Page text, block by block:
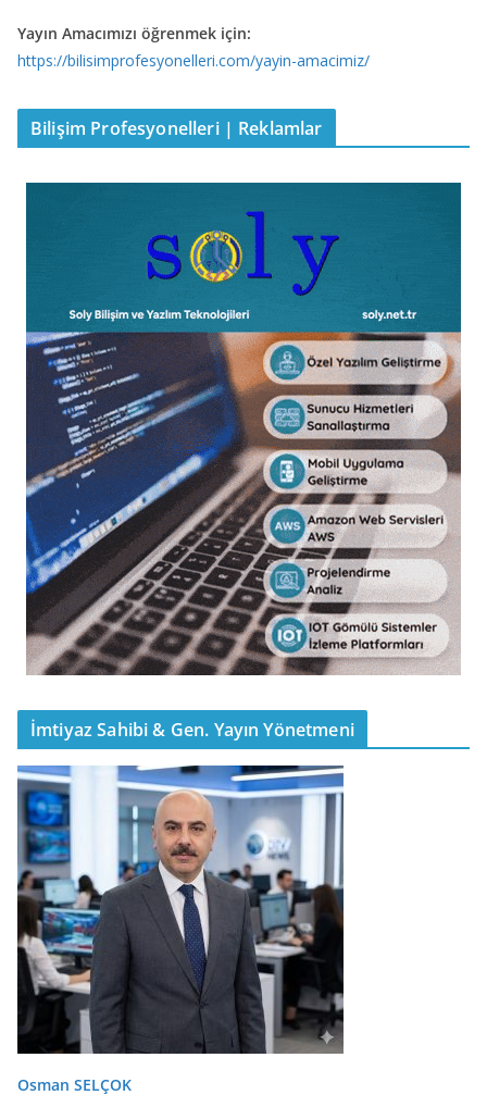
Yayın Amacımızı öğrenmek için:
https://bilisimprofesyonelleri.com/yayin-amacimiz/
Bilişim Profesyonelleri | Reklamlar
İmtiyaz Sahibi & Gen. Yayın Yönetmeni
Osman SELÇOK